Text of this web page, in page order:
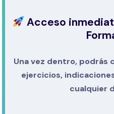
Acceso
Una vez dentro, podrás
ejercicios,
cualquier